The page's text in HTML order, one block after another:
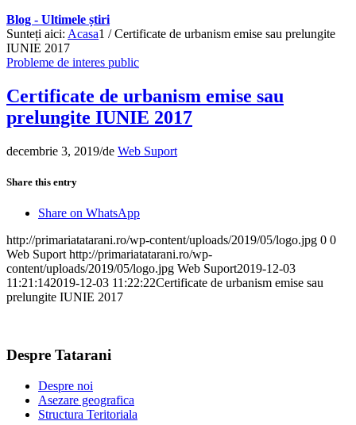
Blog - Ultimele știri
Sunteți aici: Acasa1 / Certificate de urbanism emise sau prelungite
IUNIE 2017
Probleme de interes public
Certificate de urbanism emise sau
prelungite IUNIE 2017
decembrie 3, 2019/de Web Suport
Share this entry
Share on WhatsApp
http://primariatatarani.ro/wp-content/uploads/2019/05/logo.jpg 0 0
Web Suport http://primariatatarani.ro/wp-
content/uploads/2019/05/logo.jpg Web Suport2019-12-03
11:21:142019-12-03 11:22:22Certificate de urbanism emise sau
prelungite IUNIE 2017
Despre Tatarani
Despre noi
Asezare geografica
Structura Teritoriala